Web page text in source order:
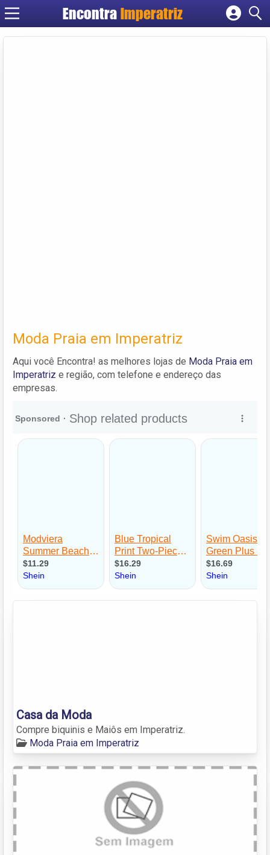
Encontra Imperatriz
Cadastrar empresa
Moda Praia em Imperatriz
Aqui você Encontra! as melhores lojas de Moda Praia em
Imperatriz e região, com telefone e endereço das
empresas.
Casa da Moda
Compre biquinis e Maiôs em Imperatriz.
Moda Praia em Imperatriz